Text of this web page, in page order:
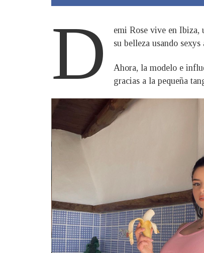
D
emi Rose vive en Ibiza,
su belleza usando sexys
Ahora, la modelo e
gracias a la pequeña